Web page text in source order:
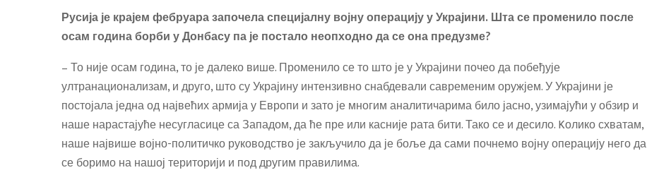
Русија је крајем фебруара започела специјалну војну операцију у Украјини. Шта се променило после
осам година борби у Донбасу па је постало неопходно да се она предузме?
– То није осам година, то је далеко више. Променило се то што је у Украјини почео да побеђује
ултранационализам, и друго, што су Украјину интензивно снабдевали савременим оружјем. У Украјини је
постојала једна од највећих армија у Европи и зато је многим аналитичарима било јасно, узимајући у обзир и
наше нарастајуће несугласице са Западом, да ће пре или касније рата бити. Тако се и десило. Kолико схватам,
наше највише војно-политичко руководство је закључило да је боље да сами почнемо војну операцију него да
се боримо на нашој територији и под другим правилима.